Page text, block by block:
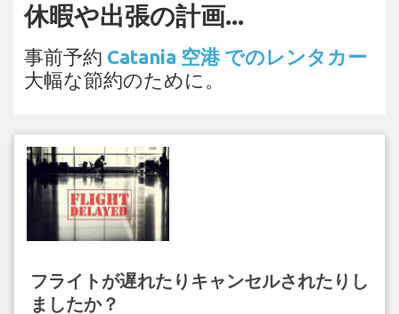
休暇や出張の計画...
事前予約 Catania 空港 でのレンタカー
大幅な節約のために。
フライトが遅れたりキャンセルされたりし
ましたか？